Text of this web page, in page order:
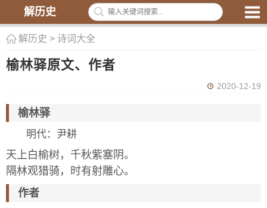
解历史
解历史 > 诗词大全
榆林驿原文、作者
2020-12-19
榆林驿
明代：尹耕
天上白榆树，千秋紫塞阴。
隔林观猎骑，时有射雕心。
作者